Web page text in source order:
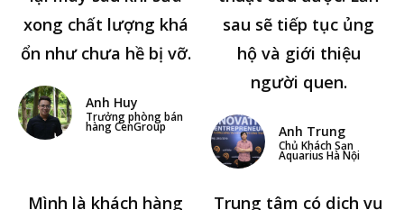
xong chất lượng khá
ổn như chưa hề bị vỡ.
Anh Huy
Trưởng phòng bán
hàng CenGroup
sau sẽ tiếp tục ủng
hộ và giới thiệu
người quen.
Anh Trung
Chủ Khách Sạn
Aquarius Hà Nội
Mình là khách hàng
Trung tâm có dịch vụ